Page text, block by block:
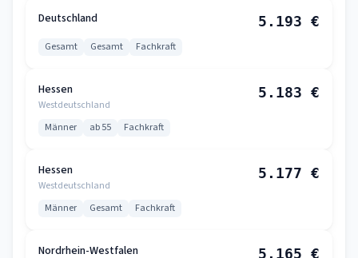
Deutschland 5.193 €
Gesamt Gesamt Fachkraft
Hessen
Westdeutschland
5.183 €
Männer ab 55 Fachkraft
Hessen
Westdeutschland
5.177 €
Männer Gesamt Fachkraft
Nordrhein-Westfalen 5.165 €